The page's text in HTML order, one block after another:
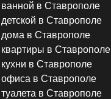
в Ставрополе
в Ставрополе
в Ставрополе
в Ставрополе
в Ставрополе
в Ставрополе
в Ставрополе